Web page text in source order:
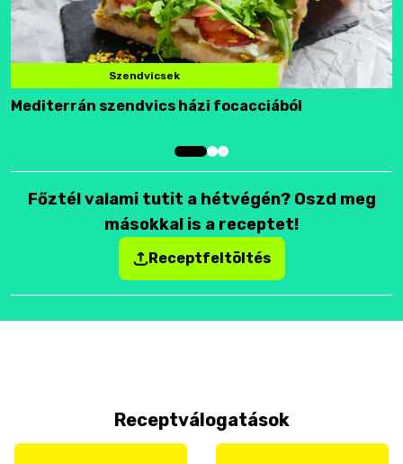
Szendvicsek
Mediterrán szendvics házi focacciából
Főztél valami tutit a hétvégén? Oszd meg
másokkal is a receptet!
Receptfeltöltés
Receptválogatások